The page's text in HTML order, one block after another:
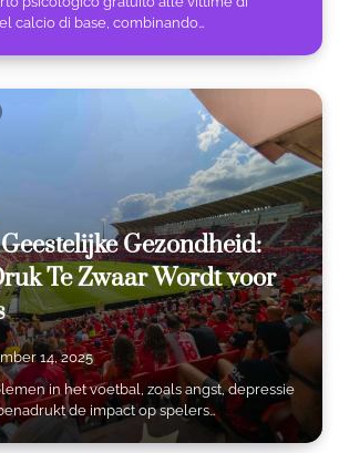
calcio di base, combinando…
Gezondheid:
Te Zwaar Wordt voor
14, 2025
in het voetbal, zoals angst, depressie
de impact op spelers…